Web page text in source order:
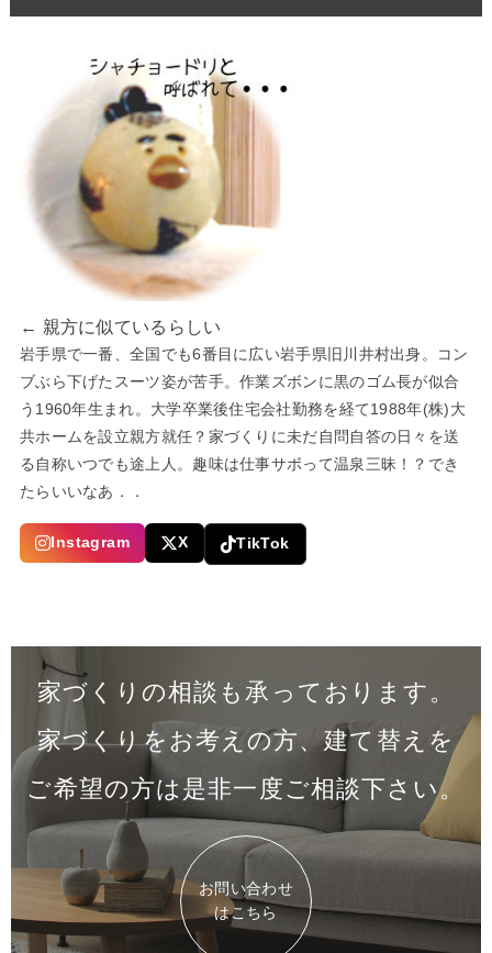
← 親方に似ているらしい
岩手県で一番、全国でも6番目に広い岩手県旧川井村出身。コン
ブぶら下げたスーツ姿が苦手。作業ズボンに黒のゴム長が似合
う1960年生まれ。大学卒業後住宅会社勤務を経て1988年(株)大
共ホームを設立親方就任？家づくりに未だ自問自答の日々を送
る自称いつでも途上人。趣味は仕事サボって温泉三昧！？でき
たらいいなあ．．
Instagram X TikTok
家づくりの相談も承っております。
家づくりをお考えの方、建て替えを
ご希望の方は是非一度ご相談下さい。
お問い合わせ
はこちら